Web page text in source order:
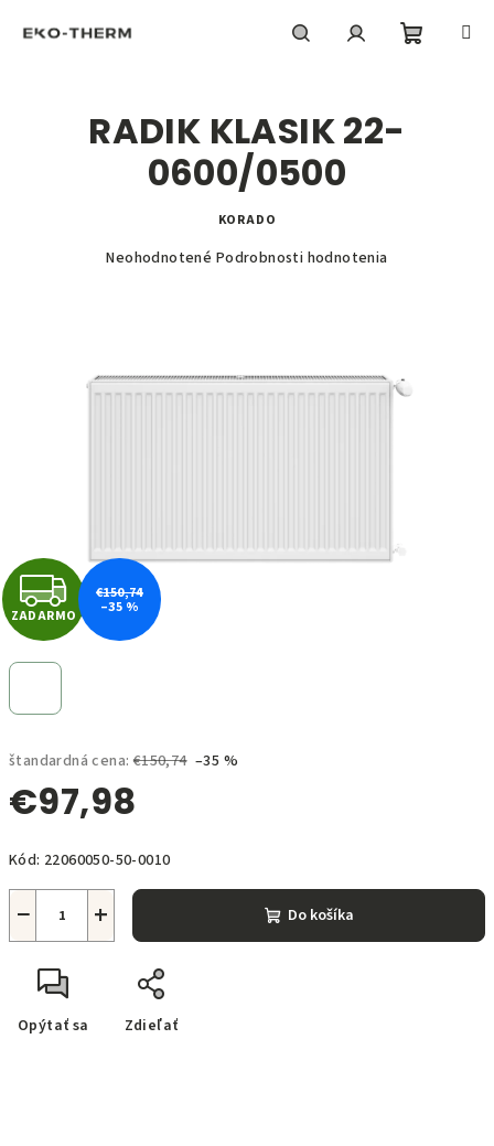
štandardná cena: €150,74 –35 %
€97,98
cena:
Kód: 22060050-50-0010
+
− Do košíka
Opýtať sa Zdieľať
RADIK KLASIK 22-
0600/0500
KORADO
Priemerné
5
Neohodnotené Podrobnosti hodnotenia
Z
A
R
M
O
ZADARMO
€150,74
–35 %